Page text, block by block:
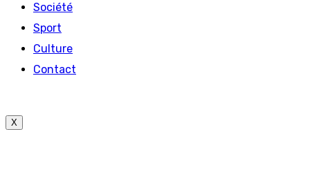
Société
Sport
Culture
Contact
X